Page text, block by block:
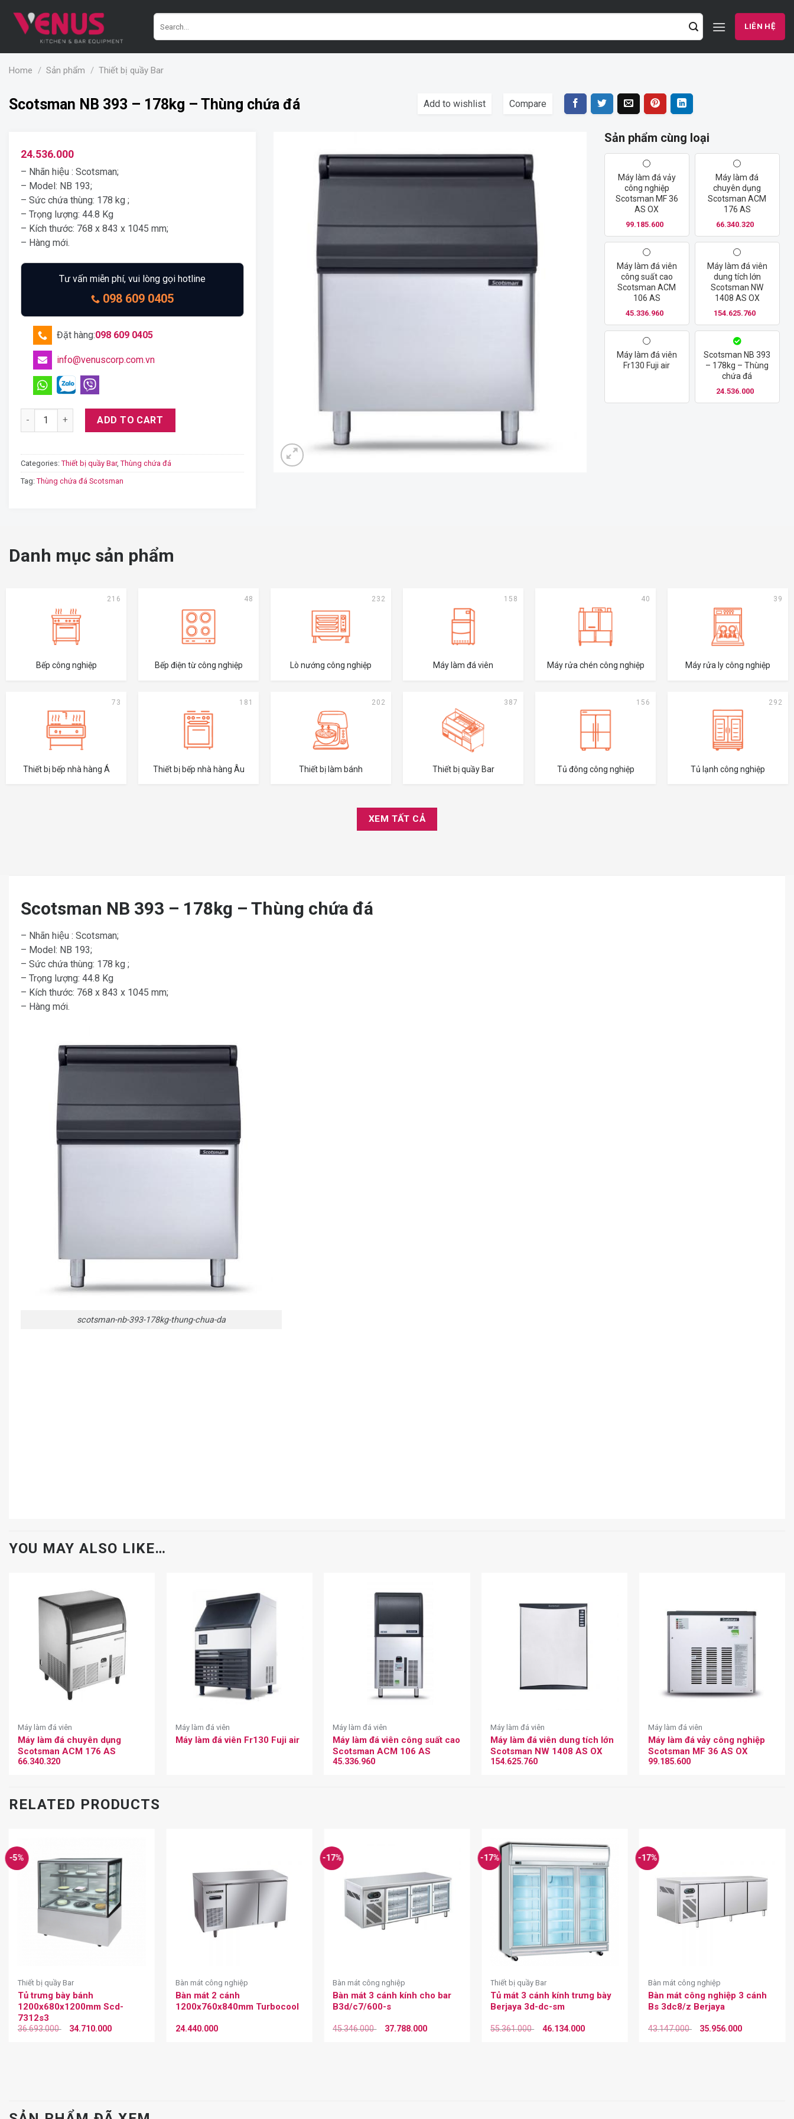
content
Search
for:
LIÊN HỆ
Home / Sản phẩm / Thiết bị quầy Bar
Scotsman NB 393 – 178kg – Thùng chứa đá Add to wishlist Compare
24.536.000
– Nhãn hiệu : Scotsman;
– Model: NB 193;
– Sức chứa thùng: 178 kg ;
– Trọng lượng: 44.8 Kg
– Kích thước: 768 x 843 x 1045 mm;
– Hàng mới.
Tư vấn miễn phí, vui lòng gọi hotline
098 609 0405
Đặt hàng:098 609 0405
info@venuscorp.com.vn
Scotsman NB 393 - 178kg - Thùng chứa đá quantity
ADD TO CART
Categories: Thiết bị quầy Bar, Thùng chứa đá
Tag: Thùng chứa đá Scotsman
Sản phẩm cùng loại
Máy làm đá vảy
công nghiệp
Scotsman MF 36
AS OX
99.185.600
Máy làm đá
chuyên dụng
Scotsman ACM
176 AS
66.340.320
Máy làm đá viên
công suất cao
Scotsman ACM
106 AS
45.336.960
Máy làm đá viên
dung tích lớn
Scotsman NW
1408 AS OX
154.625.760
Máy làm đá viên
Fr130 Fuji air
Scotsman NB 393
– 178kg – Thùng
chứa đá
24.536.000
Danh mục sản phẩm
Bếp công nghiệp
216
Bếp điện từ công nghiệp
48
Lò nướng công nghiệp
232
Máy làm đá viên
158
Máy rửa chén công nghiệp
40
Máy rửa ly công nghiệp
39
Thiết bị bếp nhà hàng Á
73
Thiết bị bếp nhà hàng Âu
181
Thiết bị làm bánh
202
Thiết bị quầy Bar
387
Tủ đông công nghiệp
156
Tủ lạnh công nghiệp
292
XEM TẤT CẢ
Scotsman NB 393 – 178kg – Thùng chứa đá
– Nhãn hiệu : Scotsman;
– Model: NB 193;
– Sức chứa thùng: 178 kg ;
– Trọng lượng: 44.8 Kg
– Kích thước: 768 x 843 x 1045 mm;
– Hàng mới.
scotsman-nb-393-178kg-thung-chua-da
YOU MAY ALSO LIKE…
Máy làm đá viên
Máy làm đá chuyên dụng
Scotsman ACM 176 AS
66.340.320
Máy làm đá viên
Máy làm đá viên Fr130 Fuji air
Máy làm đá viên
Máy làm đá viên công suất cao
Scotsman ACM 106 AS
45.336.960
Máy làm đá viên
Máy làm đá viên dung tích lớn
Scotsman NW 1408 AS OX
154.625.760
Máy làm đá viên
Máy làm đá vảy công nghiệp
Scotsman MF 36 AS OX
99.185.600
RELATED PRODUCTS
-5%
Thiết bị quầy Bar
Tủ trưng bày bánh
1200x680x1200mm Scd-
7312s3
36.693.000 34.710.000
Bàn mát công nghiệp
Bàn mát 2 cánh
1200x760x840mm Turbocool
24.440.000
-17%
Bàn mát công nghiệp
Bàn mát 3 cánh kính cho bar
B3d/c7/600-s
45.346.000 37.788.000
-17%
Thiết bị quầy Bar
Tủ mát 3 cánh kính trưng bày
Berjaya 3d-dc-sm
55.361.000 46.134.000
-17%
Bàn mát công nghiệp
Bàn mát công nghiệp 3 cánh
Bs 3dc8/z Berjaya
43.147.000 35.956.000